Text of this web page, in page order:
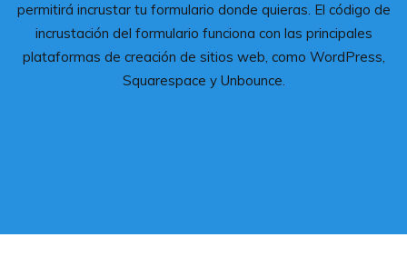
permitirá incrustar tu formulario donde quieras. El código de
incrustación del formulario funciona con las principales
plataformas de creación de sitios web, como WordPress,
Squarespace y Unbounce.